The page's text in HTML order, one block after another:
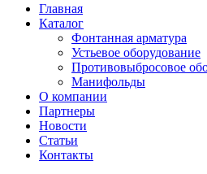
Главная
Каталог
Фонтанная арматура
Устьевое оборудование
Противовыбросовое
Манифольды
О компании
Партнеры
Новости
Статьи
Контакты